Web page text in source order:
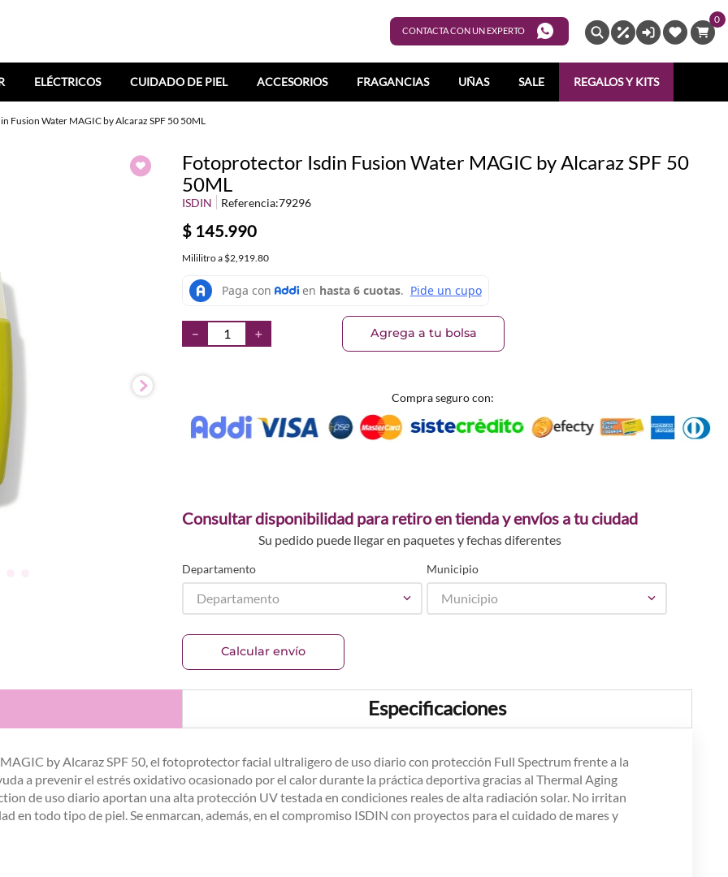
CONTACTA CON UN EXPERTO
0
ELÉCTRICOS CUIDADO DE PIEL ACCESORIOS FRAGANCIAS UÑAS SALE REGALOS Y KITS
Fusion Water MAGIC by Alcaraz SPF 50 50ML
Fotoprotector Isdin Fusion Water MAGIC by Alcaraz SPF 50
50ML
ISDIN Referencia:79296
$ 145.990
Mililitroa $2,919.80
＋
－ Agrega a tu bolsa
Compra seguro con:
Consultar disponibilidad para retiro en tienda y envíos a tu ciudad
Su pedido puede llegar en paquetes y fechas diferentes
Departamento
Departamento
Municipio
Municipio
Calcular envío
Especificaciones
by Alcaraz SPF 50, el fotoprotector facial ultraligero de uso diario con protección Full Spectrum frente a la
a prevenir el estrés oxidativo ocasionado por el calor durante la práctica deportiva gracias al Thermal Aging
de uso diario aportan una alta protección UV testada en condiciones reales de alta radiación solar. No irritan
en todo tipo de piel. Se enmarcan, además, en el compromiso ISDIN con proyectos para el cuidado de mares y